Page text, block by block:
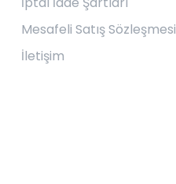
Mesafeli Satış Sözleşmesi
İletişim